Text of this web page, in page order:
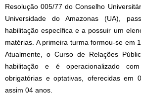
Resolução 005/77 do Conselho
Universidade do Amazonas (UA),
habilitação específica e a possuir um
matérias. A primeira turma formou-se em
Atualmente, o Curso de Relações
habilitação e é operacionalizado
obrigatórias e optativas, oferecidas em
assim 04 anos.